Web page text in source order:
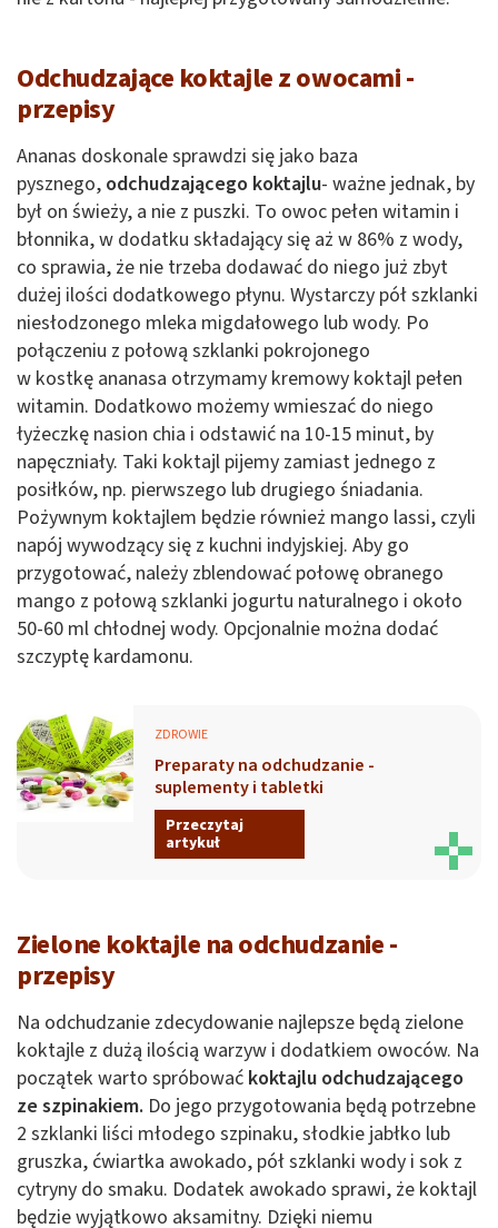
Odchudzające koktajle z owocami -
przepisy
Ananas doskonale sprawdzi się jako baza
pysznego, odchudzającego koktajlu- ważne jednak, by
był on świeży, a nie z puszki. To owoc pełen witamin i
błonnika, w dodatku składający się aż w 86% z wody,
co sprawia, że nie trzeba dodawać do niego już zbyt
dużej ilości dodatkowego płynu. Wystarczy pół szklanki
niesłodzonego mleka migdałowego lub wody. Po
połączeniu z połową szklanki pokrojonego
w kostkę ananasa otrzymamy kremowy koktajl pełen
witamin. Dodatkowo możemy wmieszać do niego
łyżeczkę nasion chia i odstawić na 10-15 minut, by
napęczniały. Taki koktajl pijemy zamiast jednego z
posiłków, np. pierwszego lub drugiego śniadania.
Pożywnym koktajlem będzie również mango lassi, czyli
napój wywodzący się z kuchni indyjskiej. Aby go
przygotować, należy zblendować połowę obranego
mango z połową szklanki jogurtu naturalnego i około
50-60 ml chłodnej wody. Opcjonalnie można dodać
szczyptę kardamonu.
ZDROWIE
Preparaty na odchudzanie -
suplementy i tabletki
Przeczytaj
artykuł
Zielone koktajle na odchudzanie -
przepisy
Na odchudzanie zdecydowanie najlepsze będą zielone
koktajle z dużą ilością warzyw i dodatkiem owoców. Na
początek warto spróbować koktajlu odchudzającego
ze szpinakiem. Do jego przygotowania będą potrzebne
2 szklanki liści młodego szpinaku, słodkie jabłko lub
gruszka, ćwiartka awokado, pół szklanki wody i sok z
cytryny do smaku. Dodatek awokado sprawi, że koktajl
będzie wyjątkowo aksamitny. Dzięki niemu